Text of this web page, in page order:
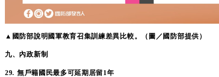
▲國防部說明國軍教育召集訓練差異比較。（圖／國防部提供）
九、內政新制
29. 無戶籍國民最多可延期居留1年